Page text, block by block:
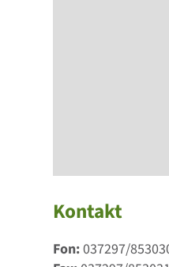
Kontakt
Fon:037297/